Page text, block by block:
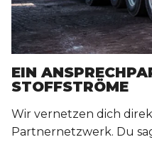
EIN
STOFFSTRÖME
Wir vernetzen dich
Partnernetzwerk. Du